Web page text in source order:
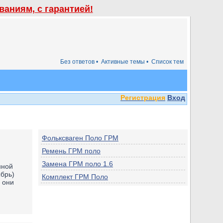
с гарантией!
Список тем
Активные темы •
Без ответов •
Регистрация Вход
Фольксваген Поло ГРМ
Ремень ГРМ поло
Замена ГРМ поло 1.6
Комплект ГРМ Поло
они